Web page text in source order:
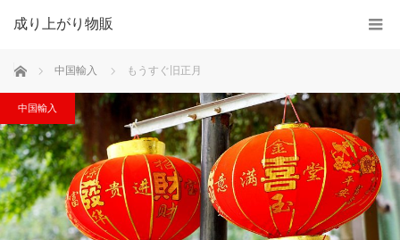
成り上がり物販
ホーム 中国輸入 もうすぐ旧正月
中国輸入